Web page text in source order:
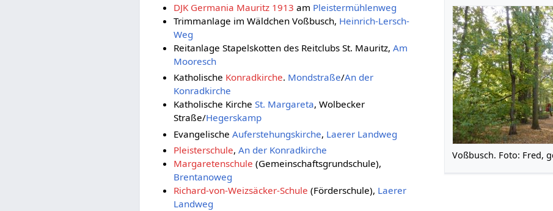
Voßbusch. Foto: Fred,
DJK Germania Mauritz 1913 am Pleistermühlenweg
Trimmanlage im Wäldchen Voßbusch, Heinrich-Lersch-
Weg
Reitanlage Stapelskotten des Reitclubs St. Mauritz, Am
Mooresch
Katholische Konradkirche. Mondstraße/An der
Konradkirche
Katholische Kirche St. Margareta, Wolbecker
Straße/Hegerskamp
Evangelische Auferstehungskirche, Laerer Landweg
Pleisterschule, An der Konradkirche
Margaretenschule (Gemeinschaftsgrundschule),
Brentanoweg
Richard-von-Weizsäcker-Schule (Förderschule), Laerer
Landweg